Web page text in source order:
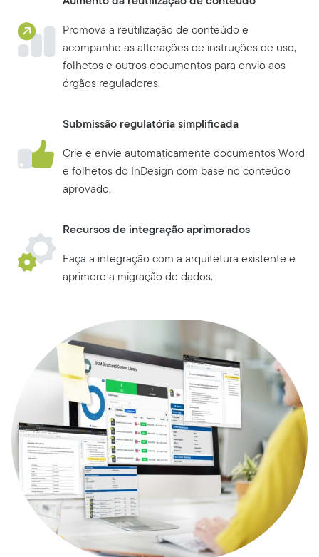
Promova a reutilização de conteúdo e
acompanhe as alterações de instruções de uso,
folhetos e outros documentos para envio aos
órgãos reguladores.
Submissão regulatória simplificada
Crie e envie automaticamente documentos Word
e folhetos do InDesign com base no conteúdo
aprovado.
Recursos de integração aprimorados
Faça a integração com a arquitetura existente e
aprimore a migração de dados.